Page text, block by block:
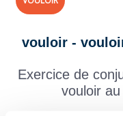
vouloir -
Exercice de
vouloir